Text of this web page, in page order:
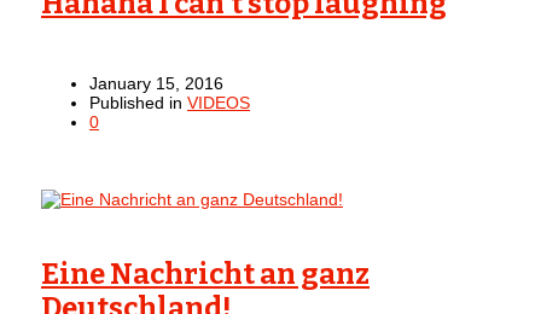
January 15, 2016
Published in VIDEOS
0
Eine Nachricht an ganz